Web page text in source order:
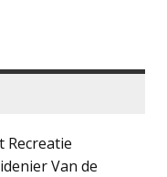
Recreatie
Van de